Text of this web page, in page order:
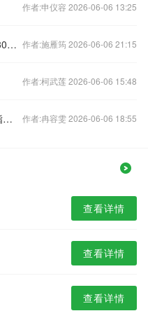
作者:申仪容 2026-06-06 13:25
佳兆业2021年中期业绩：营业收入300.7亿元 同比增长34.8% 作者:施雁筠 2026-06-06 21:15
作者:柯武莲 2026-06-06 15:48
最高院：承包人收到工程款后，按指示将款项转至第三人“走账”的，视为发包人未支付相应款项 作者:冉容雯 2026-06-06 18:55
查看详情
查看详情
查看详情